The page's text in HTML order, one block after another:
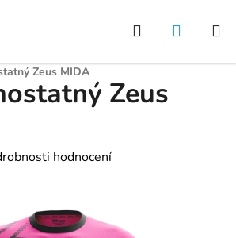
Hledat
Zeus MIDA
Zeus
hodnocení